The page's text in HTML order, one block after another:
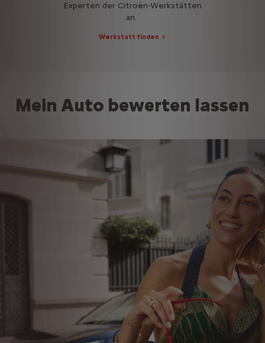
Experten der Citroën-Werkstätten
an.
Werkstatt finden
Mein Auto bewerten lassen